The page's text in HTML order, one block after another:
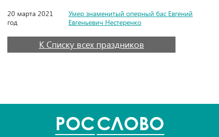
20 марта 2021
год
Умер знаменитый оперный бас Евгений
Евгеньевич Нестеренко
К Списку всех праздников
POCСЛОВО